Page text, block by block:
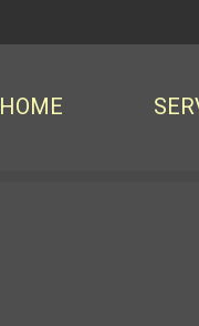
HOME